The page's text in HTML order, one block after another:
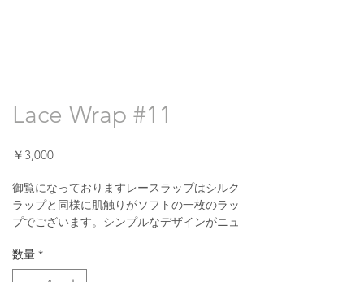
Lace Wrap #11
￥3,000価
御覧になっておりますレースラップはシルク
ラップと同様に肌触りがソフトの一枚のラッ
プでございます。シンプルなデザインがニュ
出すおくるみでございます。又、赤ちゃんの
お肌には優しいおくるみの１枚でございま
数量 *